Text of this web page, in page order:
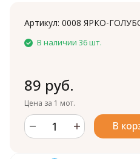
Артикул:0008 ЯРКО-
В наличии 36 шт.
89 руб.
Цена за 1 мот.
В